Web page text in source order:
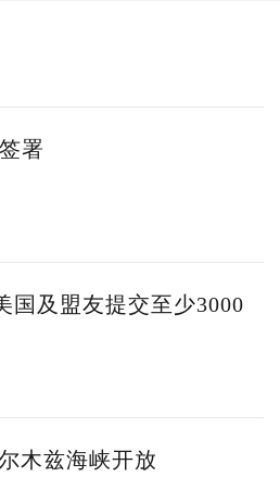
署
国及盟友提交至少3000
木兹海峡开放